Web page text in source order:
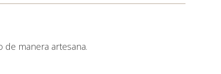
manera artesana.